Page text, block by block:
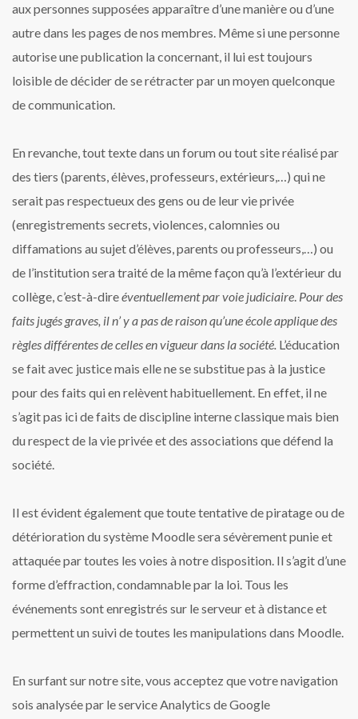
aux personnes supposées apparaître d’une manière ou d’une
autre dans les pages de nos membres. Même si une personne
autorise une publication la concernant, il lui est toujours
loisible de décider de se rétracter par un moyen quelconque
de communication.
En revanche, tout texte dans un forum ou tout site réalisé par
des tiers (parents, élèves, professeurs, extérieurs,…) qui ne
serait pas respectueux des gens ou de leur vie privée
(enregistrements secrets, violences, calomnies ou
diffamations au sujet d’élèves, parents ou professeurs,…) ou
de l’institution sera traité de la même façon qu’à l’extérieur du
collège, c’est-à-direéventuellement par voie judiciaire. Pour des
faits jugés graves, il n’ y a pas de raison qu’une école applique des
règles différentes de celles en vigueur dans la société. L’éducation
se fait avec justice mais elle ne se substitue pas à la justice
pour des faits qui en relèvent habituellement. En effet, il ne
s’agit pas ici de faits de discipline interne classique mais bien
du respect de la vie privée et des associations que défend la
société.
Il est évident également que toute tentative de piratage ou de
détérioration du système Moodle sera sévèrement punie et
attaquée par toutes les voies à notre disposition. Il s’agit d’une
forme d’effraction, condamnable par la loi. Tous les
événements sont enregistrés sur le serveur et à distance et
permettent un suivi de toutes les manipulations dans Moodle.
En surfant sur notre site, vous acceptez que votre navigation
sois analysée par le service Analytics de Google